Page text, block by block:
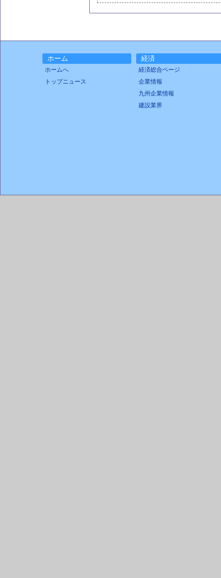
ホーム
ホームへ
トップニュース
経済
経済総合ページ
企業情報
九州企業情報
建設業界